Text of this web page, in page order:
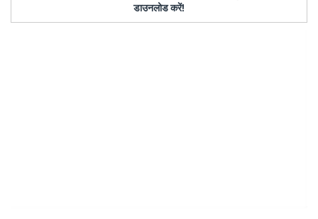
डाउनलोड करें!